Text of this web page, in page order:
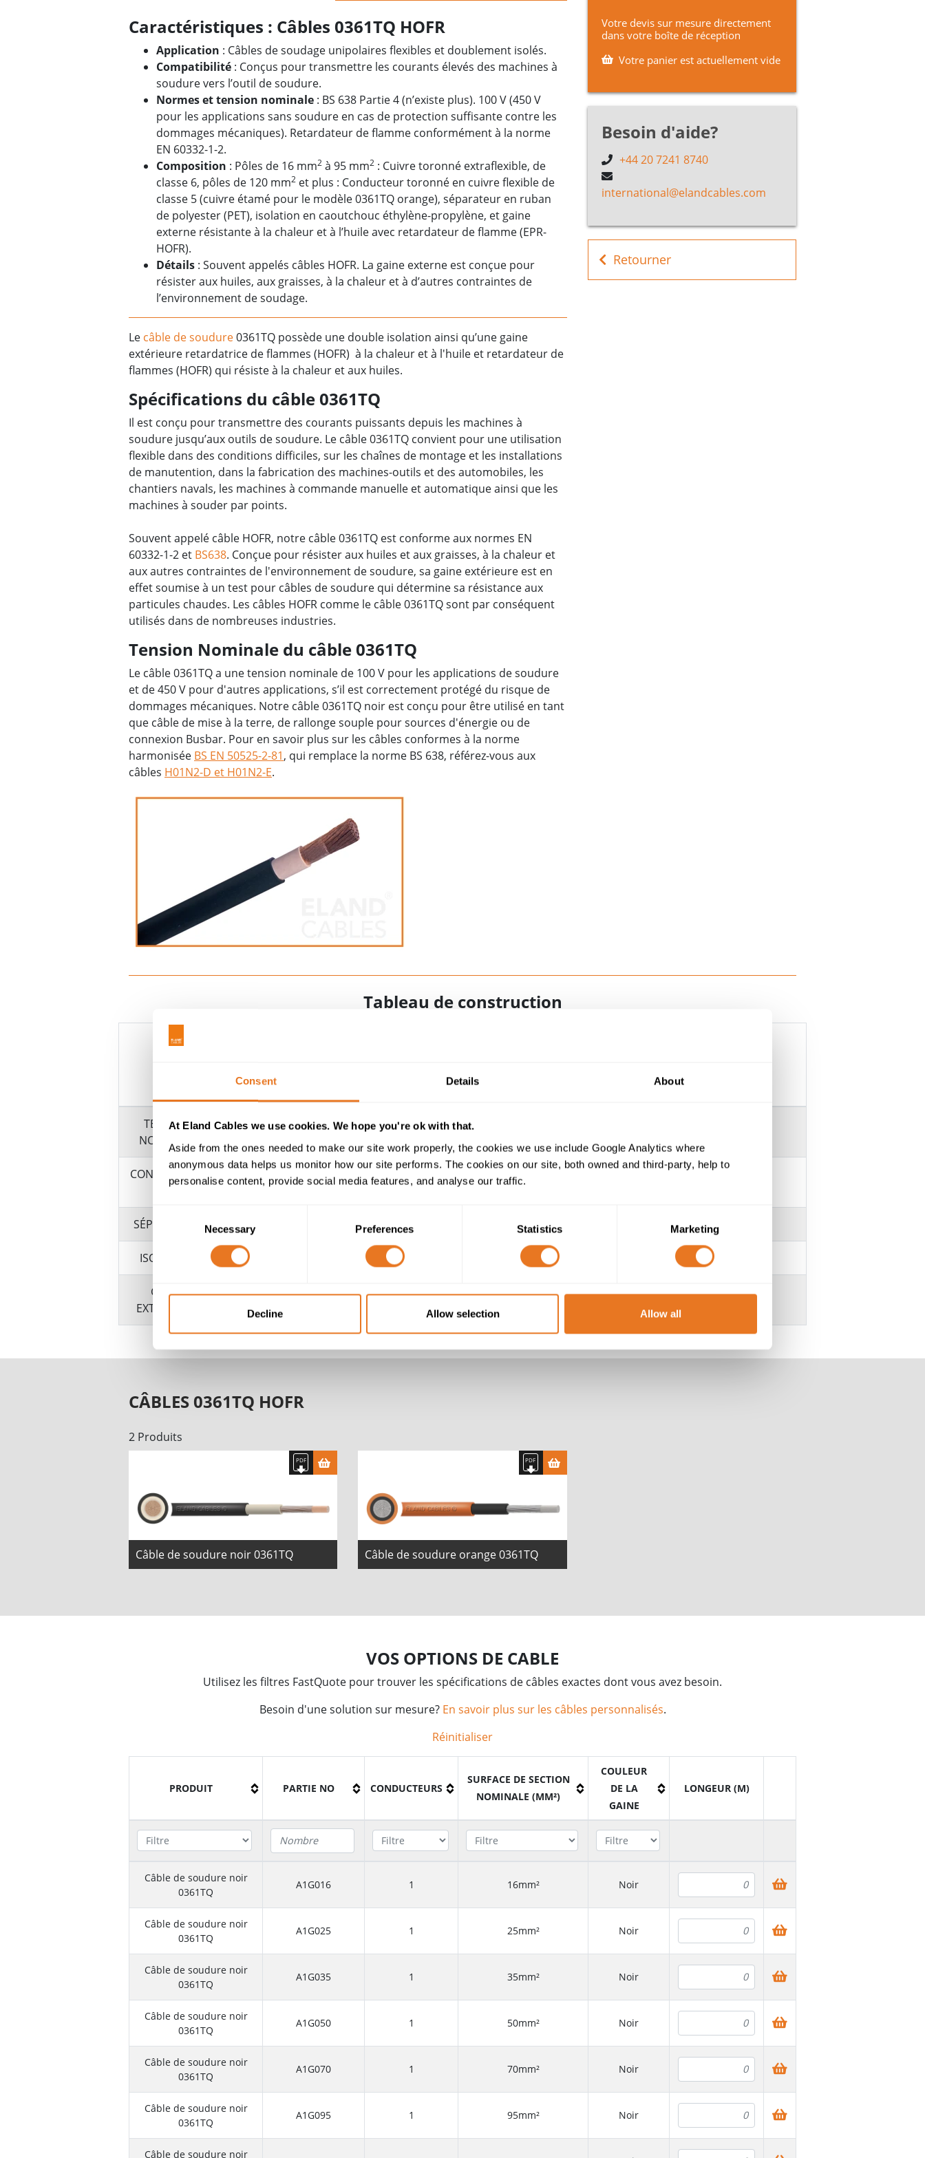
Consent Details About
At Eland Cables we use cookies. We hope you're ok with that.
Aside from the ones needed to make our site work properly, the cookies we use include Google Analytics where
anonymous data helps us monitor how our site performs. The cookies on our site, both owned and third-party, help to
personalise content, provide social media features, and analyse our traffic.
Necessary Preferences Statistics Marketing
Decline Allow selection Allow all
Caractéristiques : Câbles 0361TQ HOFR
Application : Câbles de soudage unipolaires flexibles et doublement isolés.
Compatibilité : Conçus pour transmettre les courants élevés des machines à
soudure vers l’outil de soudure.
Normes et tension nominale : BS 638 Partie 4 (n’existe plus). 100 V (450 V
pour les applications sans soudure en cas de protection suffisante contre les
dommages mécaniques). Retardateur de flamme conformément à la norme
EN 60332-1-2.
Composition : Pôles de 16 mm2 à 95 mm2 : Cuivre toronné extraflexible, de
classe 6, pôles de 120 mm2 et plus : Conducteur toronné en cuivre flexible de
classe 5 (cuivre étamé pour le modèle 0361TQ orange), séparateur en ruban
de polyester (PET), isolation en caoutchouc éthylène-propylène, et gaine
externe résistante à la chaleur et à l’huile avec retardateur de flamme (EPR-
HOFR).
Détails : Souvent appelés câbles HOFR. La gaine externe est conçue pour
résister aux huiles, aux graisses, à la chaleur et à d’autres contraintes de
l’environnement de soudage.
Le câble de soudure0361TQ possède une double isolation ainsi qu’une gaine
extérieure retardatrice de flammes (HOFR) à la chaleur et à l'huile et retardateur de
flammes (HOFR) qui résiste à la chaleur et aux huiles.
Spécifications du câble 0361TQ
Il est conçu pour transmettre des courants puissants depuis les machines à
soudure jusqu’aux outils de soudure. Le câble 0361TQ convient pour une utilisation
flexible dans des conditions difficiles, sur les chaînes de montage et les installations
de manutention, dans la fabrication des machines-outils et des automobiles, les
chantiers navals, les machines à commande manuelle et automatique ainsi que les
machines à souder par points.
Souvent appelé câble HOFR, notre câble 0361TQ est conforme aux normes EN
60332-1-2 et BS638. Conçue pour résister aux huiles et aux graisses, à la chaleur et
aux autres contraintes de l'environnement de soudure, sa gaine extérieure est en
effet soumise à un test pour câbles de soudure qui détermine sa résistance aux
particules chaudes. Les câbles HOFR comme le câble 0361TQ sont par conséquent
utilisés dans de nombreuses industries.
Tension Nominale du câble 0361TQ
Le câble 0361TQ a une tension nominale de 100 V pour les applications de soudure
et de 450 V pour d'autres applications, s’il est correctement protégé du risque de
dommages mécaniques. Notre câble 0361TQ noir est conçu pour être utilisé en tant
que câble de mise à la terre, de rallonge souple pour sources d'énergie ou de
connexion Busbar. Pour en savoir plus sur les câbles conformes à la norme
harmonisée BS EN 50525-2-81, qui remplace la norme BS 638, référez-vous aux
câbles H01N2-D et H01N2-E.
Votre devis sur mesure directement
dans votre boîte de réception
Votre panier est actuellement vide
Besoin d'aide?
+44 20 7241 8740
international@elandcables.com
Retourner
Tableau de construction
CÂBLE DE SOUDURE NOIR 0361TQ CÂBLE DE SOUDURE ORANGE 0361TQ
TENSION
NOMINALE
CONDUCTEUR 16 mm 2 à 95 mm 2
: cuivre nu extra flexible (classe 6)
120 mm
2 et plus: cuivre nu flexible (classe 5)
SÉPARATEUR PET (Ruban en polyester)
ISOLATION EPR (Caoutchouc en éthylène-propylène)
GAINE
EXTÉRIEURE
Gaine résistante à la chaleur et à l'huile et ignifuge
CÂBLES 0361TQ HOFR
2 Produits
Câble de soudure noir 0361TQ Câble de soudure orange 0361TQ
VOS OPTIONS DE CABLE
Utilisez les filtres FastQuote pour trouver les spécifications de câbles exactes dont vous avez besoin.
Besoin d'une solution sur mesure? En savoir plus sur les câbles personnalisés.
Réinitialiser
PRODUIT PARTIE NO CONDUCTEURS
SURFACE DE SECTION
NOMINALE (MM²)
COULEUR
DE LA
GAINE
LONGEUR (M)
Câble de soudure noir
0361TQ
A1G016 1 16mm² Noir
Câble de soudure noir
0361TQ
A1G025 1 25mm² Noir
Câble de soudure noir
0361TQ
A1G035 1 35mm² Noir
Câble de soudure noir
0361TQ
A1G050 1 50mm² Noir
Câble de soudure noir
0361TQ
A1G070 1 70mm² Noir
Câble de soudure noir
0361TQ
A1G095 1 95mm² Noir
Câble de soudure noir